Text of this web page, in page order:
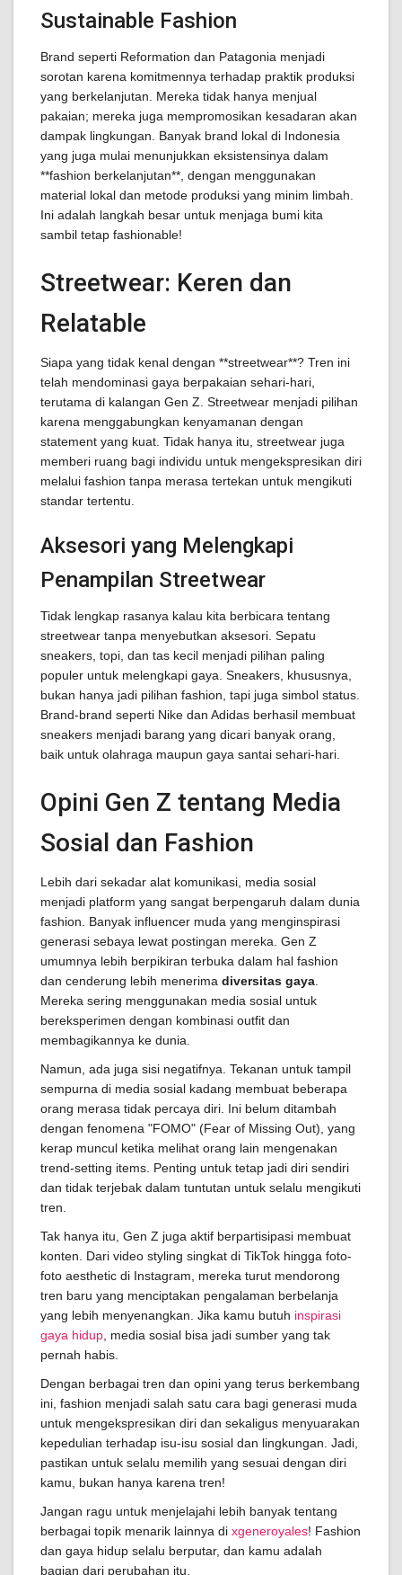
Sustainable Fashion
Brand seperti Reformation dan Patagonia menjadi
sorotan karena komitmennya terhadap praktik produksi
yang berkelanjutan. Mereka tidak hanya menjual
pakaian; mereka juga mempromosikan kesadaran akan
dampak lingkungan. Banyak brand lokal di Indonesia
yang juga mulai menunjukkan eksistensinya dalam
**fashion berkelanjutan**, dengan menggunakan
material lokal dan metode produksi yang minim limbah.
Ini adalah langkah besar untuk menjaga bumi kita
sambil tetap fashionable!
Streetwear: Keren dan
Relatable
Siapa yang tidak kenal dengan **streetwear**? Tren ini
telah mendominasi gaya berpakaian sehari-hari,
terutama di kalangan Gen Z. Streetwear menjadi pilihan
karena menggabungkan kenyamanan dengan
statement yang kuat. Tidak hanya itu, streetwear juga
memberi ruang bagi individu untuk mengekspresikan diri
melalui fashion tanpa merasa tertekan untuk mengikuti
standar tertentu.
Aksesori yang Melengkapi
Penampilan Streetwear
Tidak lengkap rasanya kalau kita berbicara tentang
streetwear tanpa menyebutkan aksesori. Sepatu
sneakers, topi, dan tas kecil menjadi pilihan paling
populer untuk melengkapi gaya. Sneakers, khususnya,
bukan hanya jadi pilihan fashion, tapi juga simbol status.
Brand-brand seperti Nike dan Adidas berhasil membuat
sneakers menjadi barang yang dicari banyak orang,
baik untuk olahraga maupun gaya santai sehari-hari.
Opini Gen Z tentang Media
Sosial dan Fashion
Lebih dari sekadar alat komunikasi, media sosial
menjadi platform yang sangat berpengaruh dalam dunia
fashion. Banyak influencer muda yang menginspirasi
generasi sebaya lewat postingan mereka. Gen Z
umumnya lebih berpikiran terbuka dalam hal fashion
dan cenderung lebih menerima diversitas gaya
Mereka sering menggunakan media sosial untuk
bereksperimen dengan kombinasi outfit dan
membagikannya ke dunia.
Namun, ada juga sisi negatifnya. Tekanan untuk tampil
sempurna di media sosial kadang membuat beberapa
orang merasa tidak percaya diri. Ini belum ditambah
dengan fenomena "FOMO" (Fear of Missing Out), yang
kerap muncul ketika melihat orang lain mengenakan
trend-setting items. Penting untuk tetap jadi diri sendiri
dan tidak terjebak dalam tuntutan untuk selalu mengikuti
tren.
Tak hanya itu, Gen Z juga aktif berpartisipasi membuat
konten. Dari video styling singkat di TikTok hingga foto-
foto aesthetic di Instagram, mereka turut mendorong
tren baru yang menciptakan pengalaman berbelanja
yang lebih menyenangkan. Jika kamu butuh inspirasi
gaya hidup , media sosial bisa jadi sumber yang tak
pernah habis.
Dengan berbagai tren dan opini yang terus berkembang
ini, fashion menjadi salah satu cara bagi generasi muda
untuk mengekspresikan diri dan sekaligus menyuarakan
kepedulian terhadap isu-isu sosial dan lingkungan. Jadi,
pastikan untuk selalu memilih yang sesuai dengan diri
kamu, bukan hanya karena tren!
Jangan ragu untuk menjelajahi lebih banyak tentang
berbagai topik menarik lainnya di xgeneroyales! Fashion
dan gaya hidup selalu berputar, dan kamu adalah
bagian dari perubahan itu.